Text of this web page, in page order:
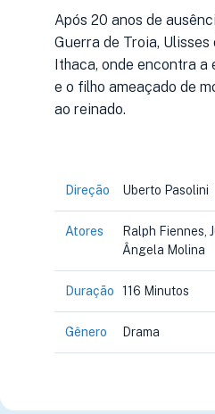
Após 20 anos de
Guerra de Troia,
Ithaca, onde encontra
e o filho ameaçado de
ao reinado.
Direção Uberto Pasolini
Atores
Ralph Fiennes,
Ângela Molina
Duração 116 Minutos
Gênero Drama